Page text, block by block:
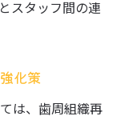
スタッフ間の連
化策
は、歯周組織再